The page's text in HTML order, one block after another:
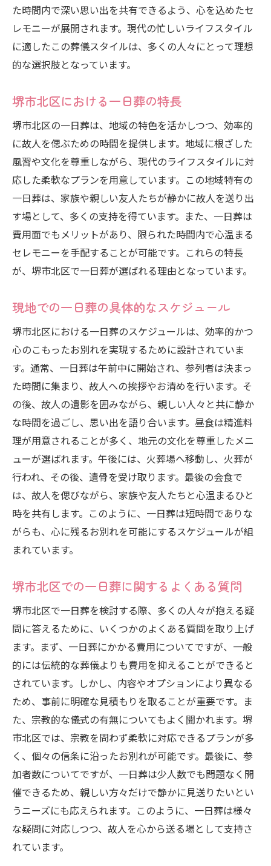
地域の文化に配慮した堺市北区の一日葬が支持
される理由
地域文化に根差した一日葬の魅力
堺市北区の文化的配慮が喜ばれる理由
堺市北区ならではの文化的要素
地域住民からの支持を得る一日葬
堺市北区の文化と一日葬の共生
心を込めたお別れを堺市北区で実現する一日葬
の流れ
心を込めた一日葬の進行法
堺市北区で心が伝わる演出法
感謝を込めた一日葬のアイデア
一日葬で心のこもったお別れをするために
一日葬で故人を偲ぶための工夫
堺市北区での一日葬が忙しいライフスタイルに
適する理由
一日葬がライフスタイルに合致する理由
堺市北区における一日葬の効率性
短時間で心をこめた葬儀を行う利点
忙しい人々にとっての一日葬の価値
堺市北区での一日葬が選ばれる背景
ライフスタイルに合わせた一日葬の未来
た時間内で深い思い出を共有できるよう、心を込めたセ
レモニーが展開されます。現代の忙しいライフスタイル
に適したこの葬儀スタイルは、多くの人々にとって理想
的な選択肢となっています。
堺市北区における一日葬の特長
堺市北区の一日葬は、地域の特色を活かしつつ、効率的
に故人を偲ぶための時間を提供します。地域に根ざした
風習や文化を尊重しながら、現代のライフスタイルに対
応した柔軟なプランを用意しています。この地域特有の
一日葬は、家族や親しい友人たちが静かに故人を送り出
す場として、多くの支持を得ています。また、一日葬は
費用面でもメリットがあり、限られた時間内で心温まる
セレモニーを手配することが可能です。これらの特長
が、堺市北区で一日葬が選ばれる理由となっています。
現地での一日葬の具体的なスケジュール
堺市北区における一日葬のスケジュールは、効率的かつ
心のこもったお別れを実現するために設計されていま
す。通常、一日葬は午前中に開始され、参列者は決まっ
た時間に集まり、故人への挨拶やお清めを行います。そ
の後、故人の遺影を囲みながら、親しい人々と共に静か
な時間を過ごし、思い出を語り合います。昼食は精進料
理が用意されることが多く、地元の文化を尊重したメニ
ューが選ばれます。午後には、火葬場へ移動し、火葬が
行われ、その後、遺骨を受け取ります。最後の会食で
は、故人を偲びながら、家族や友人たちと心温まるひと
時を共有します。このように、一日葬は短時間でありな
がらも、心に残るお別れを可能にするスケジュールが組
まれています。
堺市北区での一日葬に関するよくある質問
堺市北区で一日葬を検討する際、多くの人々が抱える疑
問に答えるために、いくつかのよくある質問を取り上げ
ます。まず、一日葬にかかる費用についてですが、一般
的には伝統的な葬儀よりも費用を抑えることができると
されています。しかし、内容やオプションにより異なる
ため、事前に明確な見積もりを取ることが重要です。ま
た、宗教的な儀式の有無についてもよく聞かれます。堺
市北区では、宗教を問わず柔軟に対応できるプランが多
く、個々の信条に沿ったお別れが可能です。最後に、参
加者数についてですが、一日葬は少人数でも問題なく開
催できるため、親しい方々だけで静かに見送りたいとい
うニーズにも応えられます。このように、一日葬は様々
な疑問に対応しつつ、故人を心から送る場として支持さ
れています。